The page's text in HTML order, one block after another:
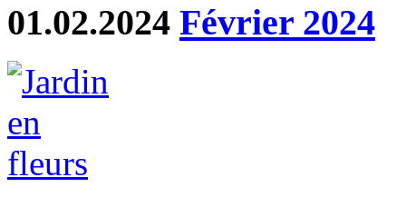
01.02.2024 Février 2024